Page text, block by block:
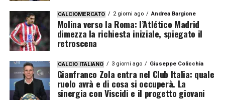
CALCIOMERCATO 2 giorni ago Andrea Bargione
Molina verso la Roma: l’Atlético Madrid
dimezza la richiesta iniziale, spiegato il
retroscena
CALCIO ITALIANO 3 giorni ago Giuseppe Colicchia
Gianfranco Zola entra nel Club Italia: quale
ruolo avrà e di cosa si occuperà. La
sinergia con Viscidi e il progetto giovani